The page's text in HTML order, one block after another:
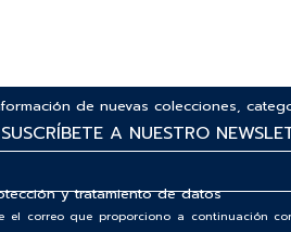
de nuevas colecciones,
SUSCRÍBETE A NUESTRO
y tratamiento de datos
el correo que proporciono a continuación